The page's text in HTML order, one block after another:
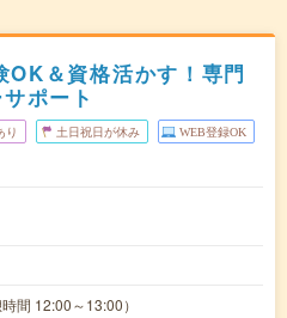
OK＆資格活かす！専門
ポート
り 土日祝日が休み WEB登録OK
間 12:00～13:00）